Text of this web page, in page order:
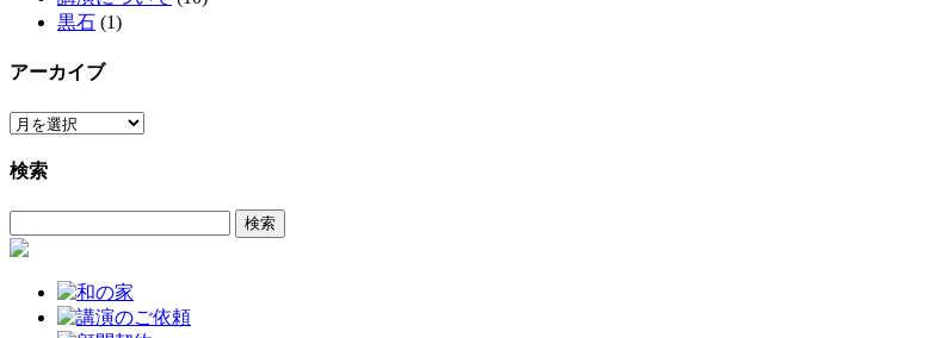
黒石 (1)
アーカイブ
ア
カ
検索
索: